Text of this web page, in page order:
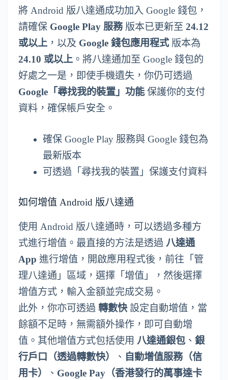
將 Android 版八達通成功加入 Google 錢包，
請確保 Google Play 服務版本已更新至 24.12
或以上 ，以及 Google 錢包應用程式版本為
24.10 或以上 。將八達通加至 Google 錢包的
好處之一是，即使手機遺失，你仍可透過
Google「尋找我的裝置」功能保護你的支付
資料，確保帳戶安全。
確保 Google Play 服務與 Google 錢包為
最新版本
可透過「尋找我的裝置」保護支付資料
如何增值 Android 版八達通
使用 Android 版八達通時，可以透過多種方
式進行增值。最直接的方法是透過 八達通
App 進行增值，開啟應用程式後，前往「管
理八達通」區域，選擇「增值」，然後選擇
增值方式，輸入金額並完成交易。
此外，你亦可透過 轉數快設定自動增值，當
餘額不足時，無需額外操作，即可自動增
值。其他增值方式包括使用 八達通銀包、 銀
行戶口（透過轉數快）
、 自動增值服務（信
用卡）
、 Google Pay（香港發行的萬事達卡